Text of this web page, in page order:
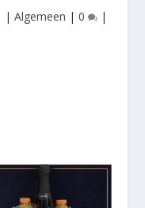
| Algemeen | 0 |